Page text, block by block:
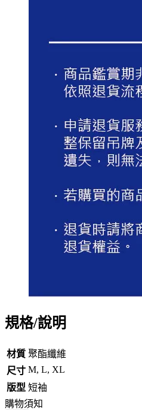
規格/說明
材質 聚酯纖維
尺寸 M, L, XL
版型 短袖
購物須知